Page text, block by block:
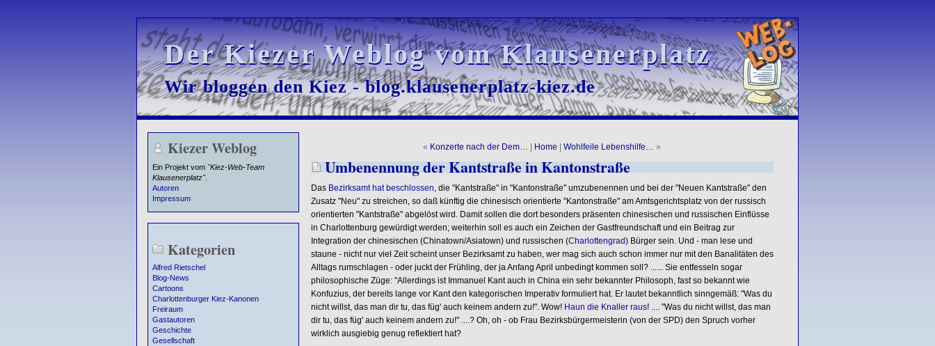
Der Kiezer Weblog vom Klausenerplatz
Der Kiezer Weblog vom Klausenerplatz
Wir bloggen den Kiez - blog.klausenerplatz-kiez.de
Wir bloggen den Kiez - blog.klausenerplatz-kiez.de
Kiezer Weblog
Ein Projekt vom "Kiez-Web-Team
Klausenerplatz".
Autoren
Impressum
Kategorien
Alfred Rietschel
Blog-News
Cartoons
Charlottenburger Kiez-Kanonen
Freiraum
Gastautoren
Geschichte
Gesellschaft
« Konzerte nach der Dem… Home Wohlfeile Lebenshilfe… »
Umbenennung der Kantstraße in Kantonstraße
Das Bezirksamt hat beschlossen , die "Kantstraße" in "Kantonstraße" umzubenennen und bei der "Neuen Kantstraße" den
Zusatz "Neu" zu streichen, so daß künftig die chinesisch orientierte "Kantonstraße" am Amtsgerichtsplatz von der russisch
orientierten "Kantstraße" abgelöst wird. Damit sollen die dort besonders präsenten chinesischen und russischen Einflüsse
in Charlottenburg gewürdigt werden; weiterhin soll es auch ein Zeichen der Gastfreundschaft und ein Beitrag zur
Integration der chinesischen (Chinatown/Asiatown) und russischen (Charlottengrad) Bürger sein. Und - man lese und
staune - nicht nur viel Zeit scheint unser Bezirksamt zu haben, wer mag sich auch schon immer nur mit den Banalitäten des
Alltags rumschlagen - oder juckt der Frühling, der ja Anfang April unbedingt kommen soll? ...... Sie entfesseln sogar
philosophische Züge: "Allerdings ist Immanuel Kant auch in China ein sehr bekannter Philosoph, fast so bekannt wie
Konfuzius, der bereits lange vor Kant den kategorischen Imperativ formuliert hat. Er lautet bekanntlich sinngemäß: "Was du
nicht willst, das man dir tu, das füg' auch keinem andern zu!". Wow! Haun die Knaller raus! .... "Was du nicht willst, das man
dir tu, das füg' auch keinem andern zu!" ....? Oh, oh - ob Frau Bezirksbürgermeisterin (von der SPD) den Spruch vorher
wirklich ausgiebig genug reflektiert hat?